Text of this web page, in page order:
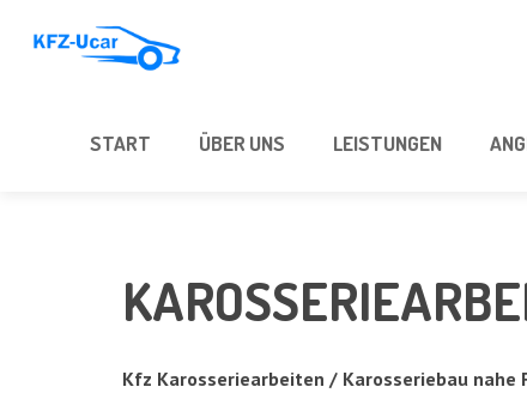
START ÜBER UNS LEIS­TUN­GEN
Kfz Karos­se­rie­ar­bei­ten / Karos­se­rie­bau nahe